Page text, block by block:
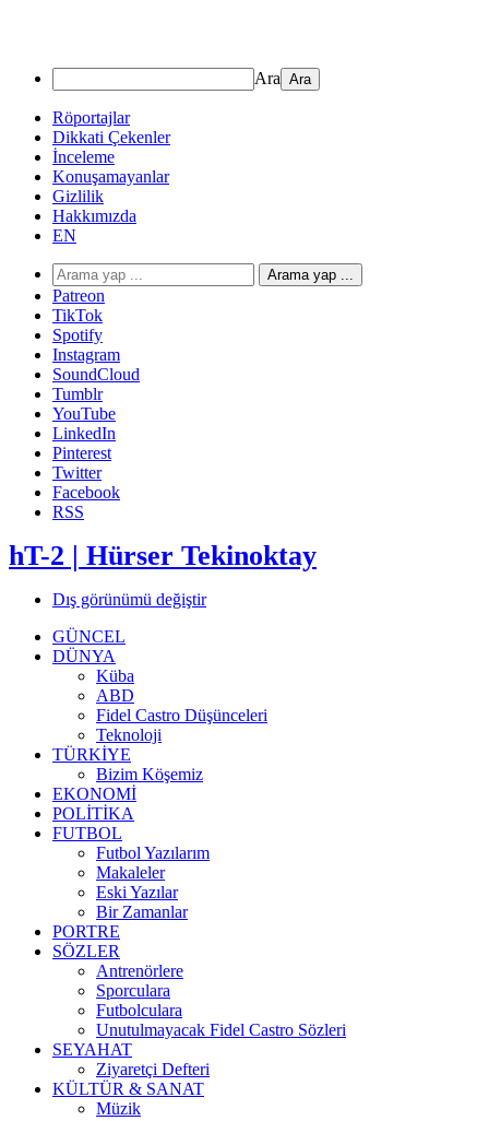
Ara
Röportajlar
Dikkati Çekenler
İnceleme
Konuşamayanlar
Gizlilik
Hakkımızda
EN
Arama yap ...
Patreon
TikTok
Spotify
Instagram
SoundCloud
Tumblr
YouTube
LinkedIn
Pinterest
Twitter
Facebook
RSS
hT-2 | Hürser Tekinoktay
Dış görünümü değiştir
GÜNCEL
DÜNYA
Küba
ABD
Fidel Castro Düşünceleri
Teknoloji
TÜRKİYE
Bizim Köşemiz
EKONOMİ
POLİTİKA
FUTBOL
Futbol Yazılarım
Makaleler
Eski Yazılar
Bir Zamanlar
PORTRE
SÖZLER
Antrenörlere
Sporculara
Futbolculara
Unutulmayacak Fidel Castro Sözleri
SEYAHAT
Ziyaretçi Defteri
KÜLTÜR & SANAT
Müzik